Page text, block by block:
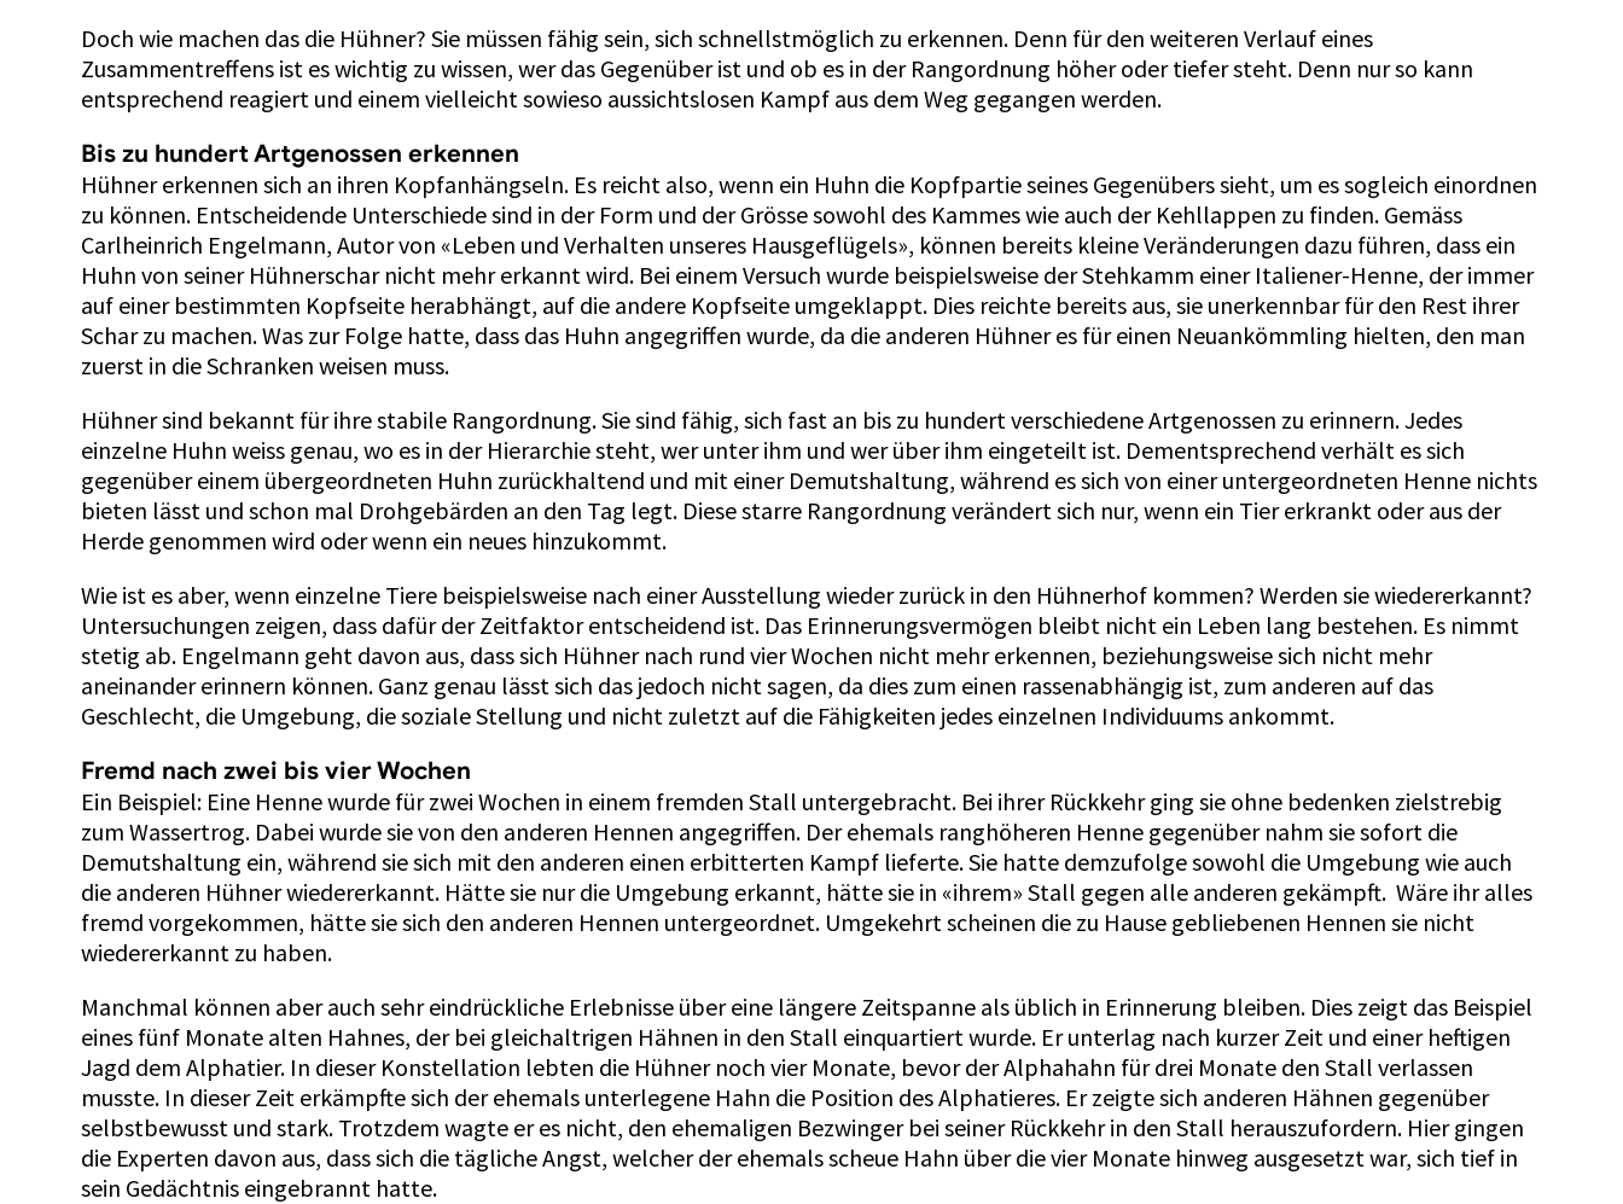
Doch wie machen das die Hühner? Sie müssen fähig sein, sich schnellstmöglich zu erkennen. Denn für den weiteren Verlauf eines
Zusammentreffens ist es wichtig zu wissen, wer das Gegenüber ist und ob es in der Rangordnung höher oder tiefer steht. Denn nur so kann
entsprechend reagiert und einem vielleicht sowieso aussichtslosen Kampf aus dem Weg gegangen werden.
Bis zu hundert Artgenossen erkennen
Hühner erkennen sich an ihren Kopfanhängseln. Es reicht also, wenn ein Huhn die Kopfpartie seines Gegenübers sieht, um es sogleich einordnen
zu können. Entscheidende Unterschiede sind in der Form und der Grösse sowohl des Kammes wie auch der Kehllappen zu finden. Gemäss
Carlheinrich Engelmann, Autor von «Leben und Verhalten unseres Hausgeflügels», können bereits kleine Veränderungen dazu führen, dass ein
Huhn von seiner Hühnerschar nicht mehr erkannt wird. Bei einem Versuch wurde beispielsweise der Stehkamm einer Italiener-Henne, der immer
auf einer bestimmten Kopfseite herabhängt, auf die andere Kopfseite umgeklappt. Dies reichte bereits aus, sie unerkennbar für den Rest ihrer
Schar zu machen. Was zur Folge hatte, dass das Huhn angegriffen wurde, da die anderen Hühner es für einen Neuankömmling hielten, den man
zuerst in die Schranken weisen muss.
Hühner sind bekannt für ihre stabile Rangordnung. Sie sind fähig, sich fast an bis zu hundert verschiedene Artgenossen zu erinnern. Jedes
einzelne Huhn weiss genau, wo es in der Hierarchie steht, wer unter ihm und wer über ihm eingeteilt ist. Dementsprechend verhält es sich
gegenüber einem übergeordneten Huhn zurückhaltend und mit einer Demutshaltung, während es sich von einer untergeordneten Henne nichts
bieten lässt und schon mal Drohgebärden an den Tag legt. Diese starre Rangordnung verändert sich nur, wenn ein Tier erkrankt oder aus der
Herde genommen wird oder wenn ein neues hinzukommt.
Wie ist es aber, wenn einzelne Tiere beispielsweise nach einer Ausstellung wieder zurück in den Hühnerhof kommen? Werden sie wiedererkannt?
Untersuchungen zeigen, dass dafür der Zeitfaktor entscheidend ist. Das Erinnerungsvermögen bleibt nicht ein Leben lang bestehen. Es nimmt
stetig ab. Engelmann geht davon aus, dass sich Hühner nach rund vier Wochen nicht mehr erkennen, beziehungsweise sich nicht mehr
aneinander erinnern können. Ganz genau lässt sich das jedoch nicht sagen, da dies zum einen rassenabhängig ist, zum anderen auf das
Geschlecht, die Umgebung, die soziale Stellung und nicht zuletzt auf die Fähigkeiten jedes einzelnen Individuums ankommt.
Fremd nach zwei bis vier Wochen
Ein Beispiel: Eine Henne wurde für zwei Wochen in einem fremden Stall untergebracht. Bei ihrer Rückkehr ging sie ohne bedenken zielstrebig
zum Wassertrog. Dabei wurde sie von den anderen Hennen angegriffen. Der ehemals ranghöheren Henne gegenüber nahm sie sofort die
Demutshaltung ein, während sie sich mit den anderen einen erbitterten Kampf lieferte. Sie hatte demzufolge sowohl die Umgebung wie auch
die anderen Hühner wiedererkannt. Hätte sie nur die Umgebung erkannt, hätte sie in «ihrem» Stall gegen alle anderen gekämpft. Wäre ihr alles
fremd vorgekommen, hätte sie sich den anderen Hennen untergeordnet. Umgekehrt scheinen die zu Hause gebliebenen Hennen sie nicht
wiedererkannt zu haben.
Manchmal können aber auch sehr eindrückliche Erlebnisse über eine längere Zeitspanne als üblich in Erinnerung bleiben. Dies zeigt das Beispiel
eines fünf Monate alten Hahnes, der bei gleichaltrigen Hähnen in den Stall einquartiert wurde. Er unterlag nach kurzer Zeit und einer heftigen
Jagd dem Alphatier. In dieser Konstellation lebten die Hühner noch vier Monate, bevor der Alphahahn für drei Monate den Stall verlassen
musste. In dieser Zeit erkämpfte sich der ehemals unterlegene Hahn die Position des Alphatieres. Er zeigte sich anderen Hähnen gegenüber
selbstbewusst und stark. Trotzdem wagte er es nicht, den ehemaligen Bezwinger bei seiner Rückkehr in den Stall herauszufordern. Hier gingen
die Experten davon aus, dass sich die tägliche Angst, welcher der ehemals scheue Hahn über die vier Monate hinweg ausgesetzt war, sich tief in
sein Gedächtnis eingebrannt hatte.